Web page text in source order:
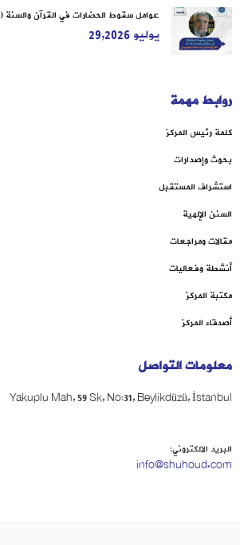
عوامل سقوط الحضارات في القرآن والسنة (6-6)
يوليو 29,2026
روابط مهمة
كلمة رئيس المركز
بحوث وإصدارات
استشراف المستقبل
السنن الإلهية
مقالات ومراجعات
أنشطة وفعاليات
مكتبة المركز
أصدقاء المركز
معلومات التواصل
Yakuplu Mah, 59 Sk, No:31, Beylikdüzü, İstanbul
البريد الالكتروني:
info@shuhoud.com